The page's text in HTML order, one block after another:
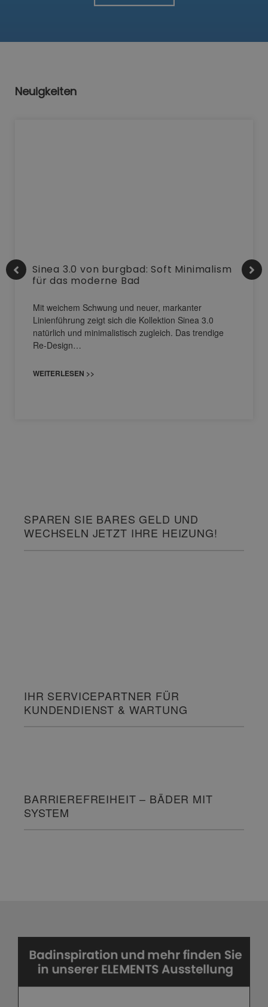
Neuigkeiten
Sinea 3.0 von burgbad: Soft Minimalism
für das moderne Bad
Mit weichem Schwung und neuer, markanter
Linienführung zeigt sich die Kollektion Sinea 3.0
natürlich und minimalistisch zugleich. Das trendige
Re-Design…
WEITERLESEN >>
SPAREN SIE BARES GELD UND
WECHSELN JETZT IHRE HEIZUNG!
IHR SERVICEPARTNER FÜR
KUNDENDIENST & WARTUNG
BARRIEREFREIHEIT – BÄDER MIT
SYSTEM